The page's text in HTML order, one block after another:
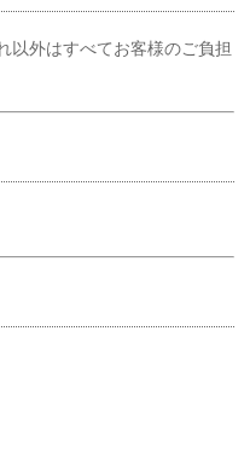
以外はすべてお客様のご負担